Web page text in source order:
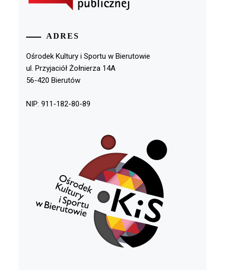
ADRES
Ośrodek Kultury i Sportu w Bierutowie
ul. Przyjaciół Żołnierza 14A
56-420 Bierutów
NIP: 911-182-80-89